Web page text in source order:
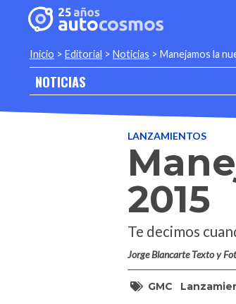
Inicio > Editorial > Noticias > Manejamos la
NOTICIAS
LANZAMIENTOS
2015
Te decimos
Jorge Blancarte Texto y
GMC